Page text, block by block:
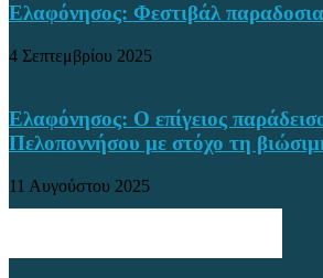
Ελαφόνησος: Φεστιβάλ
4 Σεπτεμβρίου 2025
Ελαφόνησος: Ο επίγειος
Πελοποννήσου με στόχο τη
11 Αυγούστου 2025